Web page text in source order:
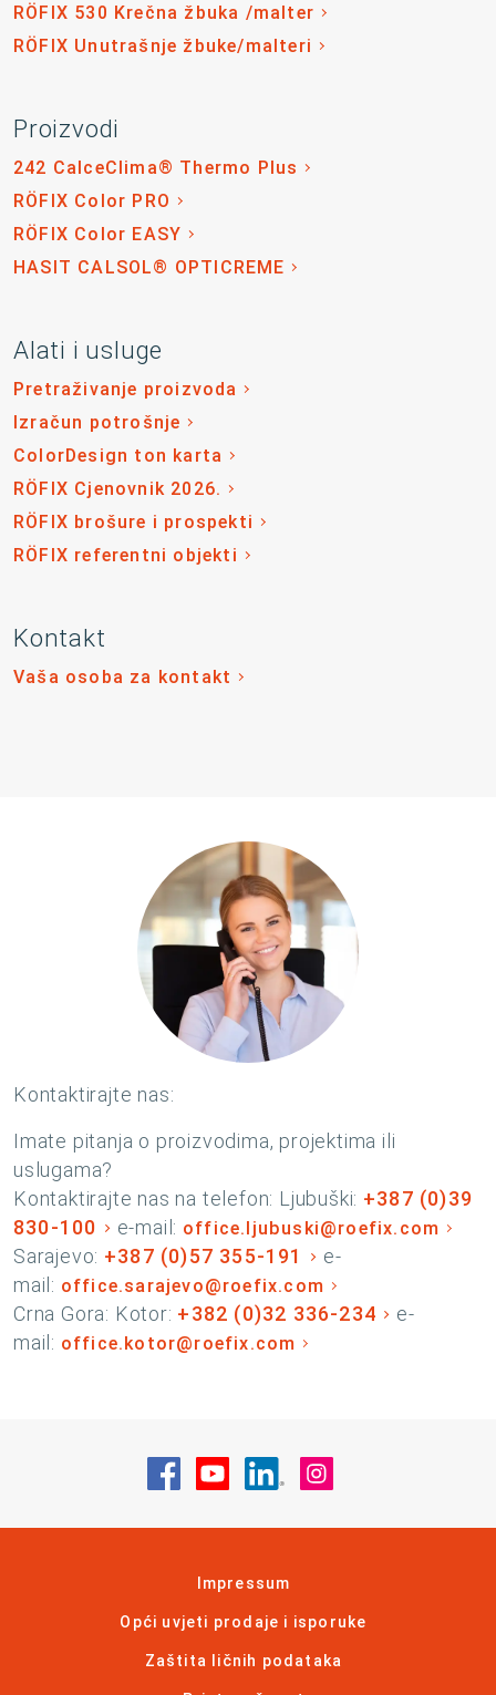
RÖFIX 530 Krečna žbuka /malter
RÖFIX Unutrašnje žbuke/malteri
Proizvodi
242 CalceClima® Thermo Plus
RÖFIX Color PRO
RÖFIX Color EASY
HASIT CALSOL® OPTICREME
Alati i usluge
Pretraživanje proizvoda
Izračun potrošnje
ColorDesign ton karta
RÖFIX Cjenovnik 2026.
RÖFIX brošure i prospekti
RÖFIX referentni objekti
Kontakt
Vaša osoba za kontakt
Kontaktirajte nas:
Imate pitanja o proizvodima, projektima ili
uslugama?
Kontaktirajte nas na telefon: Ljubuški: +387 (0)39
830-100
e-mail: office.ljubuski@roefix.com
Sarajevo: +387 (0)57 355-191
e-
mail: office.sarajevo@roefix.com
Crna Gora: Kotor: +382 (0)32 336-234
e-
mail: office.kotor@roefix.com
Posjetite nas na Facebook
Posjetite nas na YouTube
Posjetite nas na
Impressum
Opći uvjeti prodaje i isporuke
Zaštita ličnih podataka